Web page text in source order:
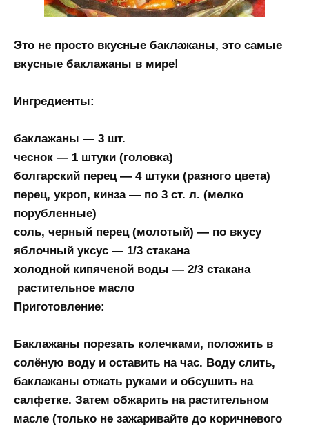
Это не просто вкусные баклажаны, это самые
вкусные баклажаны в мире!
Ингредиенты:
баклажаны — 3 шт.
чеснок — 1 штуки (головка)
болгарский перец — 4 штуки (разного цвета)
перец, укроп, кинза — по 3 ст. л. (мелко
порубленные)
соль, черный перец (молотый) — по вкусу
яблочный уксус — 1/3 стакана
холодной кипячeной воды — 2/3 стакана
растительное масло
Приготовление:
Баклажаны порезать колечками, положить в
солёную воду и оставить на час. Воду слить,
баклажаны отжать руками и обсушить на
салфетке. Затем обжарить на растительном
масле (только не зажаривайте до коричневого